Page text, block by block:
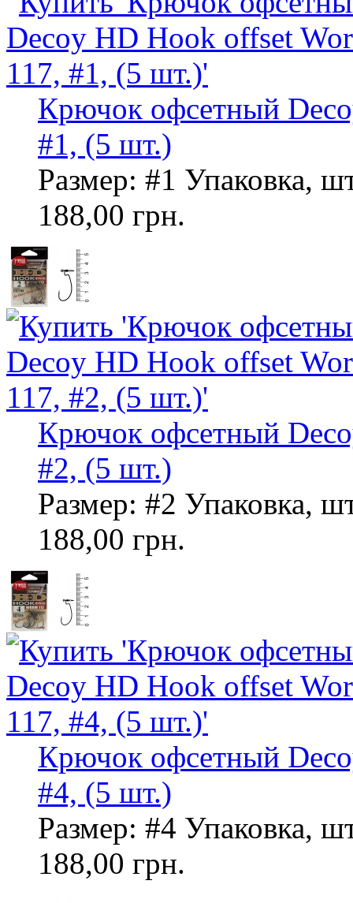
Крючок офсетный
#1, (5 шт.)
Размер: #1 Упаковка,
188,00 грн.
Крючок офсетный
#2, (5 шт.)
Размер: #2 Упаковка,
188,00 грн.
Крючок офсетный
#4, (5 шт.)
Размер: #4 Упаковка,
188,00 грн.